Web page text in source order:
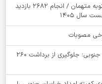
خراسان جنوبی رتبه اول کشور در پذیرش توبه متهمان / انجام ۲۶۸۲ بازدید
سال 1405
مصوبات
انسداد ۳۴ حلقه چاه غیرمجاز در خراسان جنوبی؛ جلوگیری از برداشت ۲۶۰